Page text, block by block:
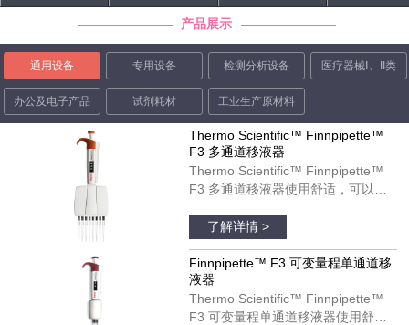
产品展示
通用设备 专用设备 检测分析设备 医疗器械Ⅰ、II类
办公及电子产品 试剂耗材 工业生产原材料
Thermo Scientific™ Finnpipette™
F3 多通道移液器
Thermo Scientific™ Finnpipette™
F3 多通道移液器使用舒适，可以在
识的宽型指状支托和人体工程学柄设
计可以改善您的移液体验。
Finnpipette F3 移液器可以用于单个
和多通道模具。货号：4660050；
4660010；4660020；4660040
了解详情 >
Finnpipette™ F3 可变量程单通道移
液器
Thermo Scientific™ Finnpipette™
F3 可变量程单通道移液器使用舒